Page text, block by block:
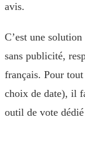
avis.
C’est une
sans publicité,
français. Pour
choix de date), il
outil de vote